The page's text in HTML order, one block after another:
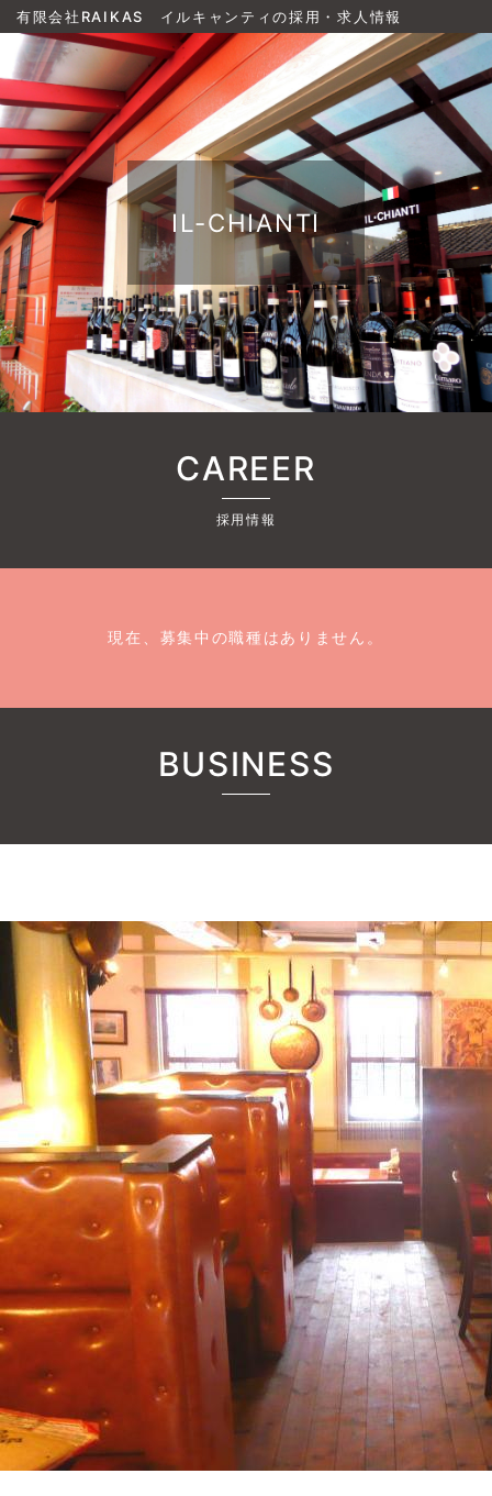
有限会社RAIKAS イルキャンティの採用・求人情報
IL-CHIANTI
CAREER
採用情報
現在、募集中の職種はありません。
BUSINESS